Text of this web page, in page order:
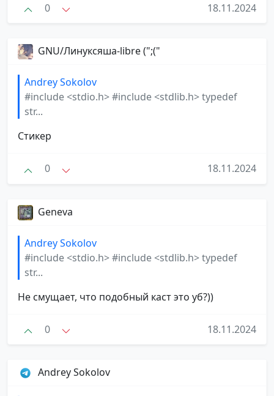
0 18.11.2024
GNU/Линуксяша-libre (";("
Andrey Sokolov
#include <stdio.h> #include <stdlib.h> typedef
str...
Стикер
0 18.11.2024
Geneva
Andrey Sokolov
#include <stdio.h> #include <stdlib.h> typedef
str...
Не смущает, что подобный каст это уб?))
0 18.11.2024
Andrey Sokolov